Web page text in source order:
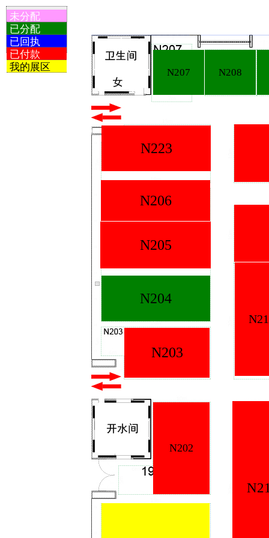
未分配
已分配
已回执
已付款
我的展区
N202
N203
N204
N205
N207 N208
N223
N206